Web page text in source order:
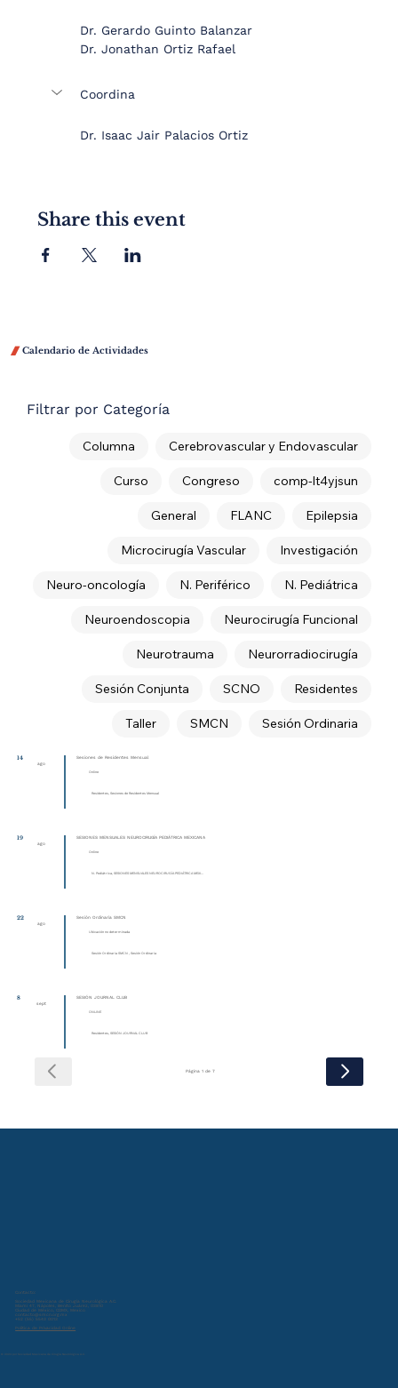
Filtrar por Categoría
Cerebrovascular y Endovascular
Columna
comp-lt4yjsun
Congreso
Curso
Epilepsia
FLANC
General
Investigación
Microcirugía Vascular
N. Pediátrica
N. Periférico
Neuro-oncología
Neurocirugía Funcional
Neuroendoscopia
Neurorradiocirugía
Neurotrauma
Residentes
SCNO
Sesión Conjunta
Sesión Ordinaria
SMCN
Taller
14
ago
Sesiones de Residentes Mensual
Online
Residentes, Sesiones de Residentes Mensual
19
ago
SESIONES MENSUALES NEUROCIRUGÍA PEDIÁTRICA MEXICANA
Online
N. Pediátrica, SESIONES MENSUALES NEUROCIRUGÍA PEDIÁTRICA MEXI...
22
ago
Sesión Ordinaria SMCN
Ubicación no determinada
Sesión Ordinaria SMCN , Sesión Ordinaria
8
sept
SESIÓN JOURNAL CLUB
ONLINE
Residentes, SESIÓN JOURNAL CLUB
Página 1 de 7
 Calendario de Actividades
Dr. Gerardo Guinto Balanzar
Dr. Jonathan Ortiz Rafael
Coordina
Dr. Isaac Jair Palacios Ortiz
Share this event
© 2024 por Sociedad Mexicana de Cirugía Neurológica A.C.
Contacto:
Sociedad Mexicana de Cirugía Neurológica A.C.
Miami 47, Nápoles, Benito Juárez, 03810
Ciudad de México, CDMX, Mexico
contacto@smcn.org.mx
+52 (55) 5543 0013
Política de Privacidad Online